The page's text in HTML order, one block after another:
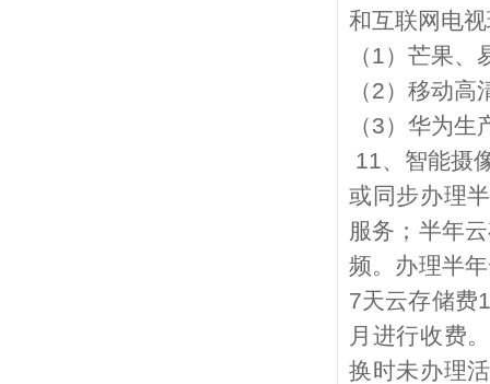
和互联网电
（1）芒果、
（2）移动高
（3）华为生
11、智能摄
或同步办理
服务；半年
频。办理半
7天云存储费
月进行收费
换时未办理